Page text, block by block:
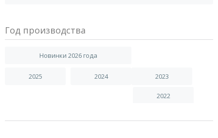
Год производства
Новинки 2026 года
2025 2024 2023
2022